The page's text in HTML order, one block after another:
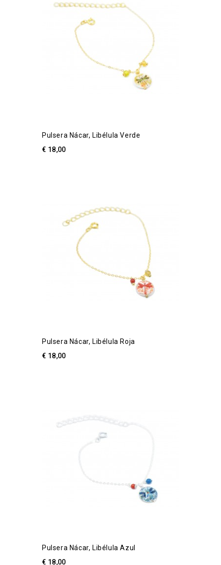
Pulsera Nácar, Libélula Verde
€ 18,00
Pulsera Nácar, Libélula Roja
€ 18,00
Pulsera Nácar, Libélula Azul
€ 18,00